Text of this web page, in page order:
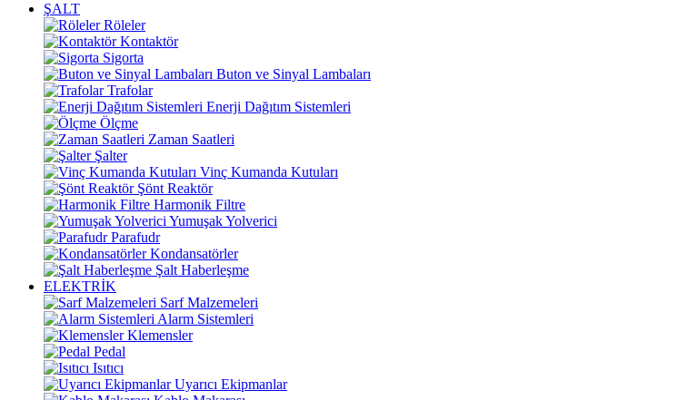
ŞALT
Röleler
Kontaktör
Sigorta
Buton ve Sinyal Lambaları
Trafolar
Enerji Dağıtım Sistemleri
Ölçme
Zaman Saatleri
Şalter
Vinç Kumanda Kutuları
Şönt Reaktör
Harmonik Filtre
Yumuşak Yolverici
Parafudr
Kondansatörler
Şalt Haberleşme
ELEKTRİK
Sarf Malzemeleri
Alarm Sistemleri
Klemensler
Pedal
Isıtıcı
Uyarıcı Ekipmanlar